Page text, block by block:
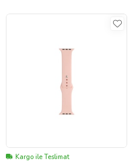
Kargo ile Teslimat